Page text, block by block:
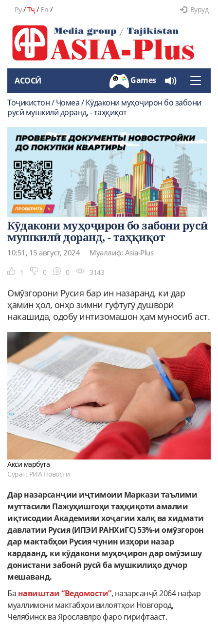
Ру/Тҷ/ En / Вуруд
Toggle
АСОСӢ Games
Тоҷикистон / Ҷомеа / Кӯдакони муҳоҷирон бо забони
русӣ мушкилӣ доранд, - таҳқиқот
Кӯдакони муҳоҷирон бо забони русӣ
мушкилӣ доранд, - таҳқиқот
10:51, 15 август, 2024 Муаллиф: Asia-Plus
1 0 0 3143
Омӯзгорони Русия бар ин назаранд, ки дар
ҳамин ҳол, онҳо зимни гуфтугӯ душворӣ
накашида, одобу интизомашон ҳам муносиб аст.
Акси марбута
Сурат: РИА Новости
Дар назарсанҷии иҷтимоии Маркази таълими
муттасили Пажуҳишгоҳи таҳқиқоти амалии
иқтисодии Академияи хоҷагии халқ ва хидмати
давлатии Русия (ИПЭИ РАНХиГС) 53%-и омӯзгорон
дар мактабҳои Русия чунин изҳори назар
кардаанд, ки кӯдакони муҳоҷирон дар омӯзишу
донистани забонӣ русӣ ба мушкилиҳо дучор
мешаванд.
Ба навиштаи “Ведомости”, назарсанҷӣ 2064 нафар
муаллимони мактабҳои вилоятҳои Новгород,
Челябинск ва Ярославлро фаро гирифтааст.